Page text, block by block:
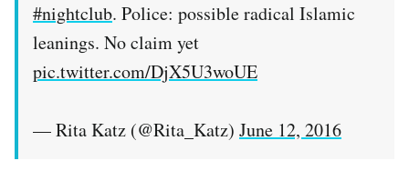
#nightclub. Police: possible radical Islamic
leanings. No claim yet
pic.twitter.com/DjX5U3woUE
— Rita Katz (@Rita_Katz) June 12, 2016